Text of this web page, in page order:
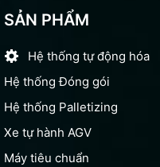
SẢN PHẨM
Hệ thống tự động hóa
Hệ thống Đóng gói
Hệ thống Palletizing
Xe tự hành AGV
Máy tiêu chuẩn